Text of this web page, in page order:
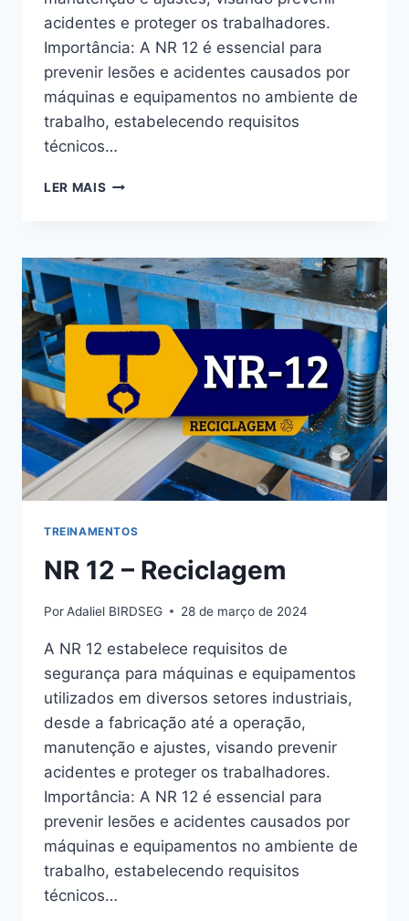
acidentes e proteger os trabalhadores.
Importância: A NR 12 é essencial para
prevenir lesões e acidentes causados por
máquinas e equipamentos no ambiente de
trabalho, estabelecendo requisitos
técnicos…
LER MAIS
TREINAMENTOS
NR 12 – Reciclagem
PorAdaliel BIRDSEG 28 de março de 2024
A NR 12 estabelece requisitos de
segurança para máquinas e equipamentos
utilizados em diversos setores industriais,
desde a fabricação até a operação,
manutenção e ajustes, visando prevenir
acidentes e proteger os trabalhadores.
Importância: A NR 12 é essencial para
prevenir lesões e acidentes causados por
máquinas e equipamentos no ambiente de
trabalho, estabelecendo requisitos
técnicos…